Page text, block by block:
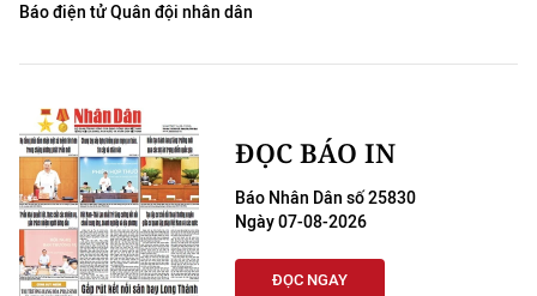
Báo điện tử Quân đội nhân dân
ĐỌC BÁO IN
Báo Nhân Dân số 25830
Ngày 07-08-2026
ĐỌC NGAY